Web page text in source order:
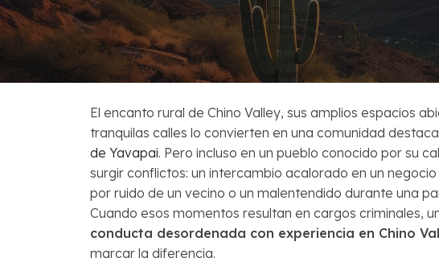
Preguntas Frecuentes
¿Es la
Cómo
El encanto rural de Chino Valley, sus amplios espacios
tranquilas calles lo convierten en una comunidad
de Yavapai. Pero incluso en un pueblo conocido por su
surgir conflictos: un intercambio acalorado en un negocio
por ruido de un vecino o un malentendido durante una
Cuando esos momentos resultan en cargos criminales,
conducta desordenada con experiencia en Chino
marcar la diferencia.